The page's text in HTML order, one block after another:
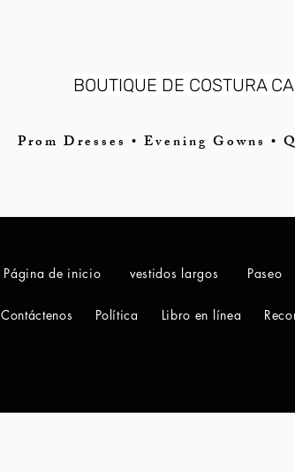
BOUTIQUE DE COSTURA
Prom Dresses • Evening Gowns •
Página de inicio vestidos largos Paseo
Contáctenos Política Libro en línea